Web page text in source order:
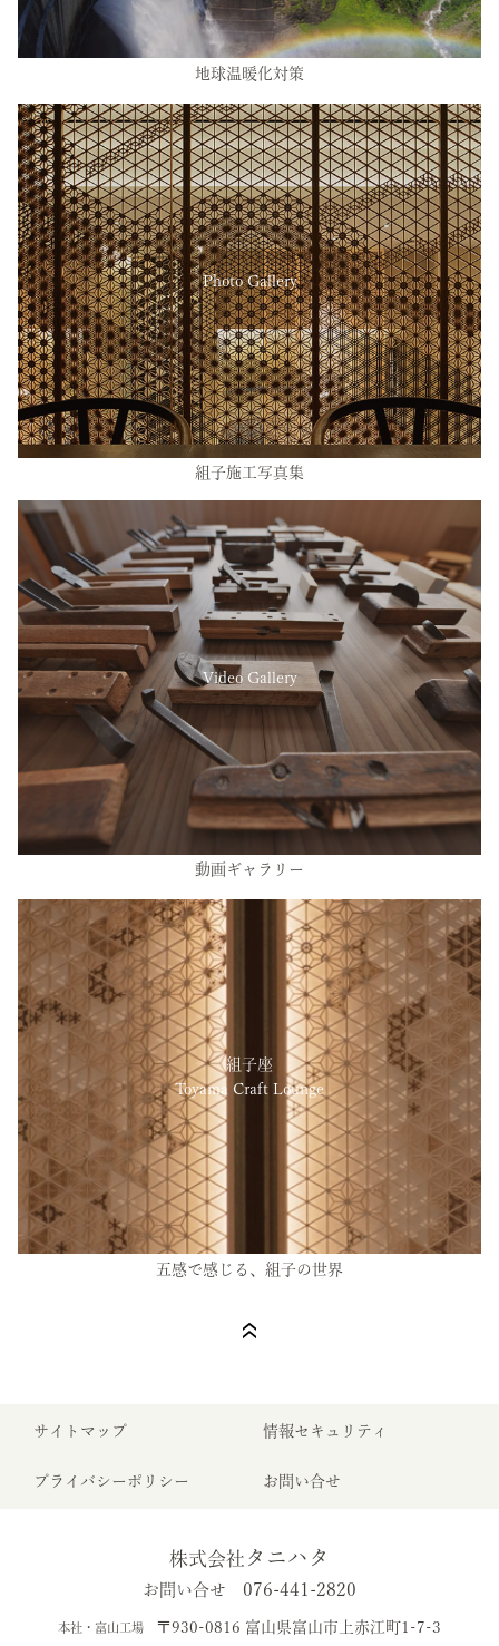
地球温暖化対策
Photo Gallery
組子施工写真集
Video Gallery
動画ギャラリー
組子座
Toyama Craft Lounge
五感で感じる、組子の世界
サイトマップ 情報セキュリティ
プライバシーポリシー お問い合せ
株式会社 タニハタ
お問い合せ 076-441-2820
本社・富山工場 〒930-0816 富山県富山市上赤江町1-7-3